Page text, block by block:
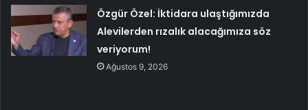
Özgür Özel: İktidara ulaştığımızda
Alevilerden rızalık alacağımıza söz
veriyorum!
Ağustos 9, 2026